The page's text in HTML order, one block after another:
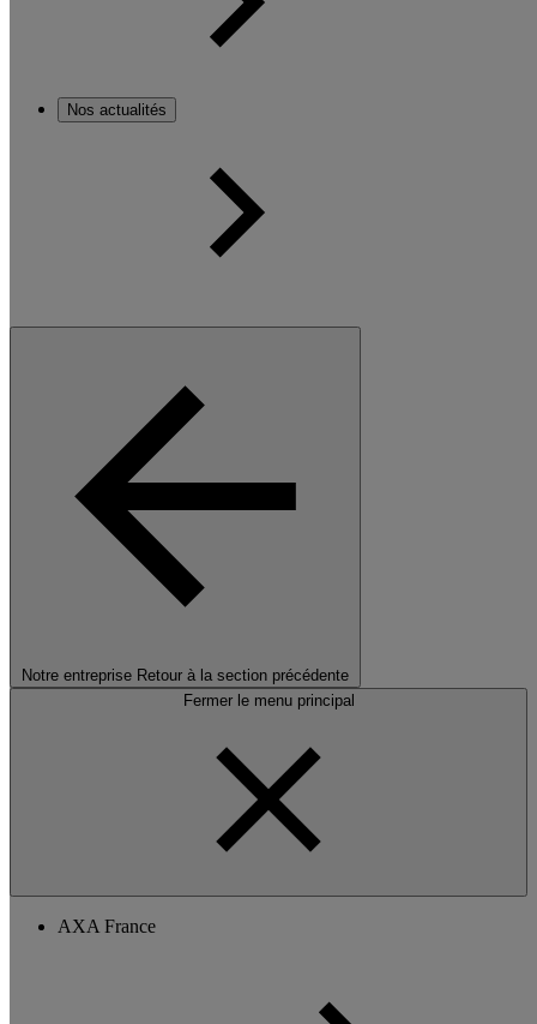
Nos actualités
Notre entreprise Retour à la section précédente
Fermer le menu principal
AXA France